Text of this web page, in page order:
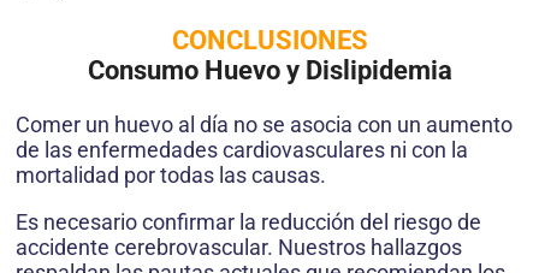
CONCLUSIONES
Consumo Huevo y Dislipidemia
Comer un huevo al día no se asocia con un aumento
de las enfermedades cardiovasculares ni con la
mortalidad por todas las causas.
Es necesario confirmar la reducción del riesgo de
accidente cerebrovascular. Nuestros hallazgos